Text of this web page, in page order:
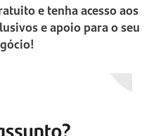
e tenha acesso aos
e apoio para o seu